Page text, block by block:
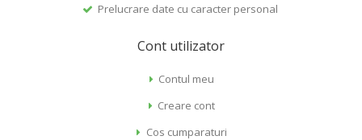
Prelucrare date cu caracter personal
Cont utilizator
Contul meu
Creare cont
Cos cumparaturi